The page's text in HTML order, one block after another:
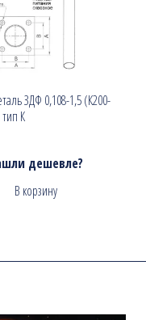
ЗДФ 0,108-1,5 (К200-
К
дешевле?
В корзину